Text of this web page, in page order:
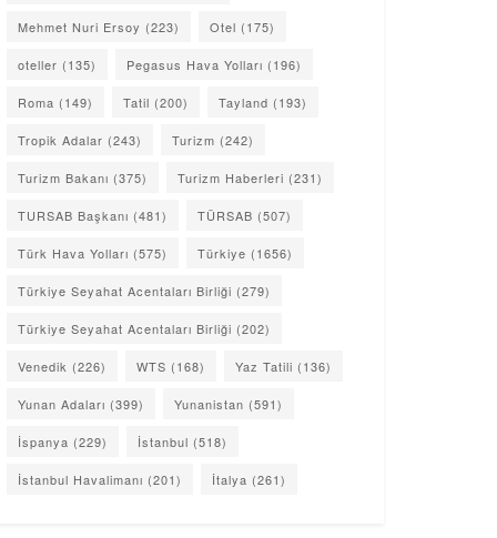
Mehmet Nuri Ersoy (223) Otel (175)
oteller (135) Pegasus Hava Yolları (196)
Roma (149) Tatil (200) Tayland (193)
Tropik Adalar (243) Turizm (242)
Turizm Bakanı (375) Turizm Haberleri (231)
TURSAB Başkanı (481) TÜRSAB (507)
Türk Hava Yolları (575) Türkiye (1656)
Türkiye Seyahat Acentaları Birliği (279)
Türkiye Seyahat Acentaları Birliği (202)
Venedik (226) WTS (168) Yaz Tatili (136)
Yunan Adaları (399) Yunanistan (591)
İspanya (229) İstanbul (518)
İstanbul Havalimanı (201) İtalya (261)